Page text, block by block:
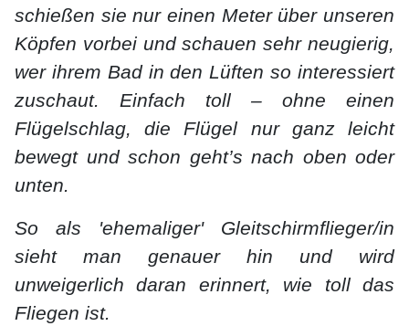
schießen sie nur einen Meter über unseren
Köpfen vorbei und schauen sehr neugierig,
wer ihrem Bad in den Lüften so interessiert
zuschaut. Einfach toll – ohne einen
Flügelschlag, die Flügel nur ganz leicht
bewegt und schon geht’s nach oben oder
unten.
So als 'ehemaliger' Gleitschirmflieger/in
sieht man genauer hin und wird
unweigerlich daran erinnert, wie toll das
Fliegen ist.